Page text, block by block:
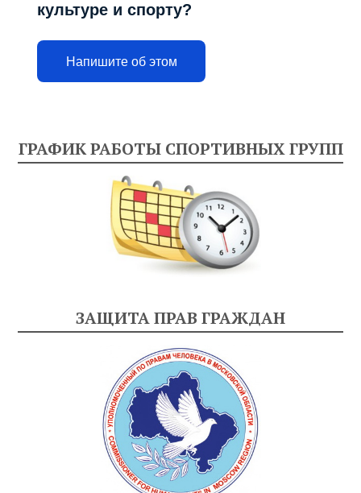
культуре и спорту?
Напишите об этом
ГРАФИК РАБОТЫ СПОРТИВНЫХ ГРУПП
ЗАЩИТА ПРАВ ГРАЖДАН